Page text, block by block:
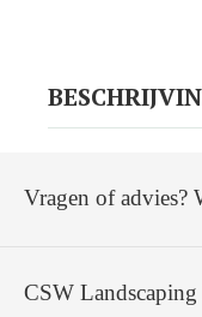
CSW
Vragen of advies?